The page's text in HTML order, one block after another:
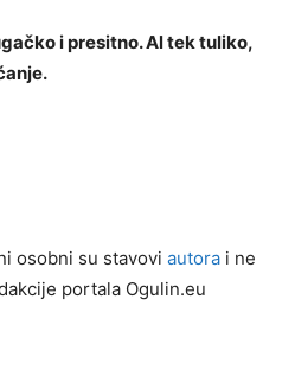
i presitno. Al tek tuliko,
osobni su stavovi autora i ne
portala Ogulin.eu